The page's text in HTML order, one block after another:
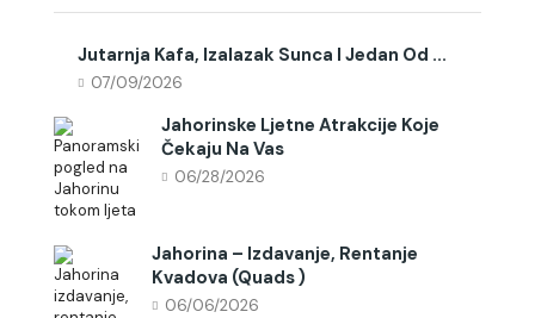
Jutarnja Kafa, Izalazak Sunca I Jedan Od ...
07/09/2026
Jahorinske Ljetne Atrakcije Koje
Čekaju Na Vas
06/28/2026
Jahorina – Izdavanje, Rentanje
Kvadova (quads )
06/06/2026